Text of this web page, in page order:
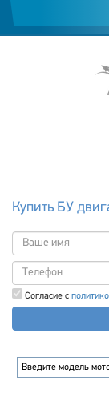
Купить БУ
Согласие с